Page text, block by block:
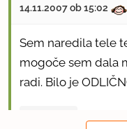
14.11.2007 ob 15:02
Sem naredila tele
mogoče sem dala
radi. Bilo je